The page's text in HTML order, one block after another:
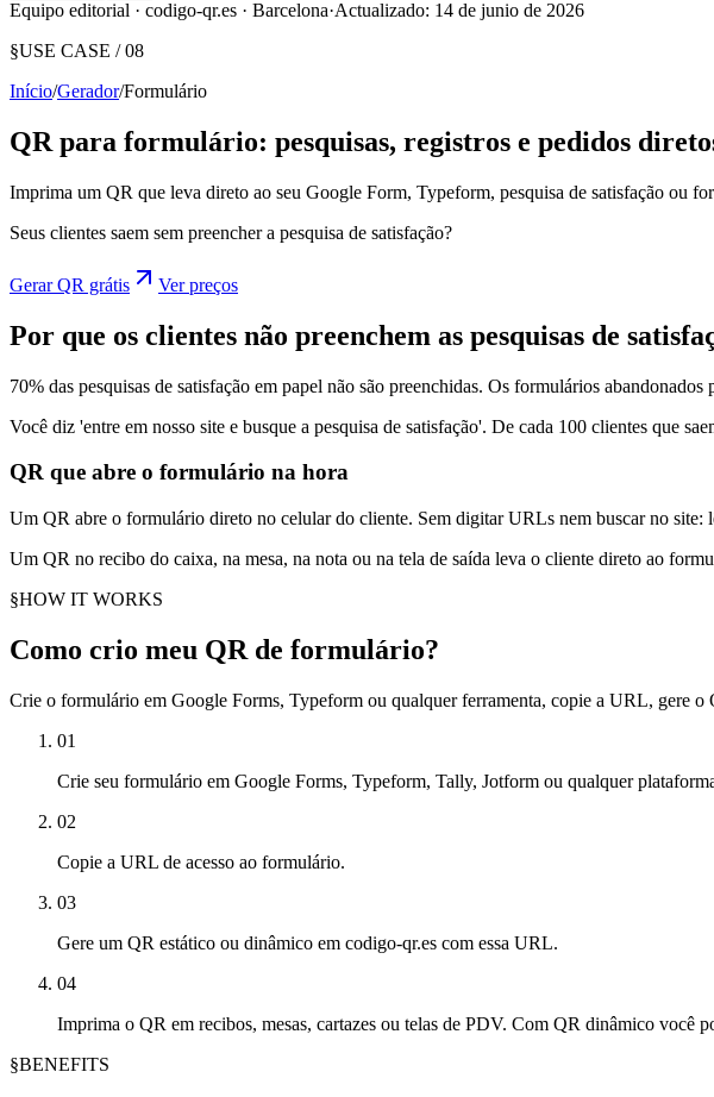
Equipo editorial · codigo-qr.es · Barcelona·Actualizado: 14 de junio de 2026
§USE CASE /08
Início/Gerador/Formulário
QR para formulário: pesquisas, registros e pedidos
Imprima um QR que leva direto ao seu Google Form, Typeform, pesquisa de satisfação ou
Seus clientes saem sem preencher a pesquisa de satisfação?
Gerar QR grátis Ver preços
Por que os clientes não preenchem as pesquisas de
70% das pesquisas de satisfação em papel não são preenchidas. Os formulários
Você diz 'entre em nosso site e busque a pesquisa de satisfação'. De cada 100 clientes que
QR que abre o formulário na hora
Um QR abre o formulário direto no celular do cliente. Sem digitar URLs nem buscar no site:
Um QR no recibo do caixa, na mesa, na nota ou na tela de saída leva o cliente direto ao
§HOW IT WORKS
Como crio meu QR de formulário?
Crie o formulário em Google Forms, Typeform ou qualquer ferramenta, copie a URL, gere o
01
Crie seu formulário em Google Forms, Typeform, Tally, Jotform ou qualquer
02
Copie a URL de acesso ao formulário.
03
Gere um QR estático ou dinâmico em codigo-qr.es com essa URL.
04
Imprima o QR em recibos, mesas, cartazes ou telas de PDV. Com QR dinâmico você
§BENEFITS